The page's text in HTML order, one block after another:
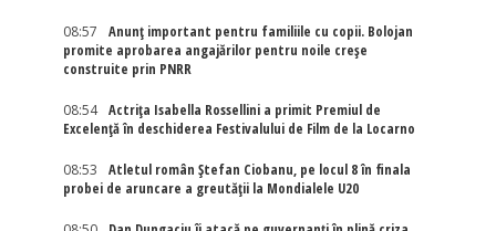
08:57
Anunț important pentru familiile cu copii. Bolojan
promite aprobarea angajărilor pentru noile creșe
construite prin PNRR
08:54
Actriţa Isabella Rossellini a primit Premiul de
Excelenţă în deschiderea Festivalului de Film de la Locarno
08:53
Atletul român Ștefan Ciobanu, pe locul 8 în finala
probei de aruncare a greutății la Mondialele U20